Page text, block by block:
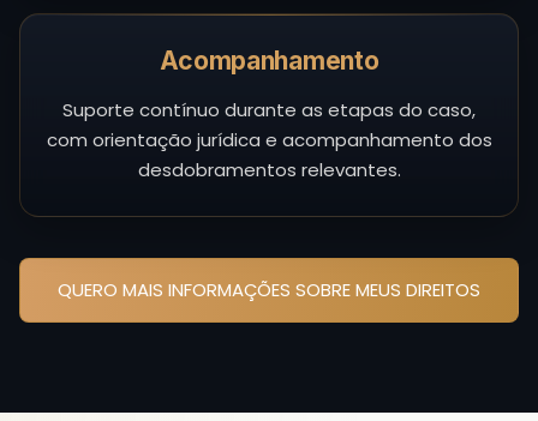
Acompanhamento
Suporte contínuo durante as etapas do caso,
com orientação jurídica e acompanhamento dos
desdobramentos relevantes.
QUERO MAIS INFORMAÇÕES SOBRE MEUS DIREITOS